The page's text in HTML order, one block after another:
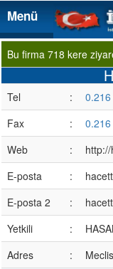
Menü
Menü
Bu firma 718 kere
Tel :
Fax
:
Web
:
E-posta
:
E-posta 2
:
Yetkili
:
Adres
: